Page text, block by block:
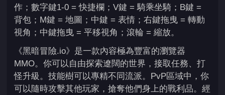
作；數字鍵1-0 = 快捷欄；V鍵 = 騎乘坐騎；B鍵 =
背包；M鍵 = 地圖；中鍵 = 表情；右鍵拖曳 = 轉動
視角；中鍵拖曳 = 平移視角；滾輪 = 縮放。
《黑暗冒險.io》是一款內容極為豐富的瀏覽器
MMO。你可以自由探索遼闊的世界，接取任務、打
怪升級。技能樹可以專精不同流派。PvP區域中，你
可以隨時攻擊其他玩家，搶奪他們身上的戰利品。經